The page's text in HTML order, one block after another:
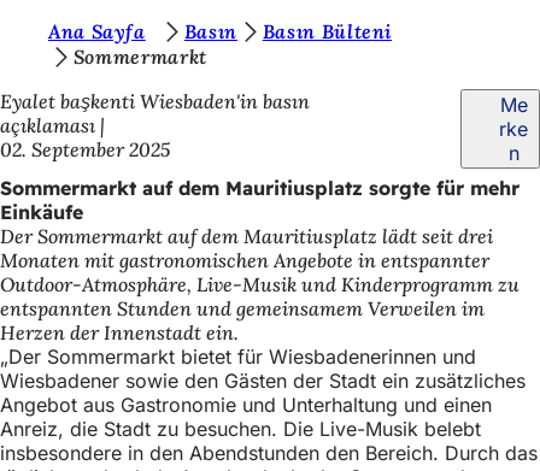
Inhalt anspringen
e
b
e
f
i
n
d
e
n
s
Ana Sayfa Basın
Basın Bülteni
Sommermarkt
Eyalet başkenti Wiesbaden'in basın
açıklaması
02. September 2025
Me
rke
n
Sommermarkt auf dem Mauritiusplatz sorgte für mehr
Einkäufe
Der Sommermarkt auf dem Mauritiusplatz lädt seit drei
Monaten mit gastronomischen Angebote in entspannter
Outdoor-Atmosphäre, Live-Musik und Kinderprogramm zu
entspannten Stunden und gemeinsamem Verweilen im
Herzen der Innenstadt ein.
„Der Sommermarkt bietet für Wiesbadenerinnen und
Wiesbadener sowie den Gästen der Stadt ein zusätzliches
Angebot aus Gastronomie und Unterhaltung und einen
Anreiz, die Stadt zu besuchen. Die Live-Musik belebt
insbesondere in den Abendstunden den Bereich. Durch das